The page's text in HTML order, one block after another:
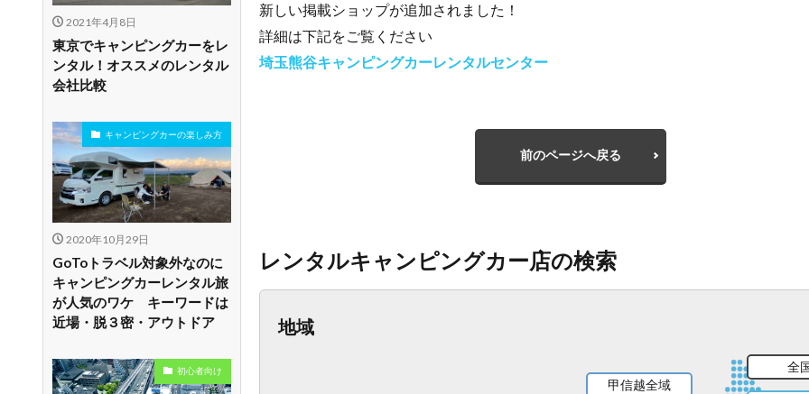
新しい掲載ショップが追加されました！
詳細は下記をご覧ください
埼玉熊谷キャンピングカーレンタルセンター
前のページへ戻る
レンタルキャンピングカー店の検索
地域
全
甲信越全域
2021年4月8日
東京でキャンピングカーをレ
ンタル！オススメのレンタル
会社比較
キャンピングカーの楽しみ方
2020年10月29日
GoToトラベル対象外なのに
キャンピングカーレンタル旅
が人気のワケ キーワードは
近場・脱３密・アウトドア
初心者向け